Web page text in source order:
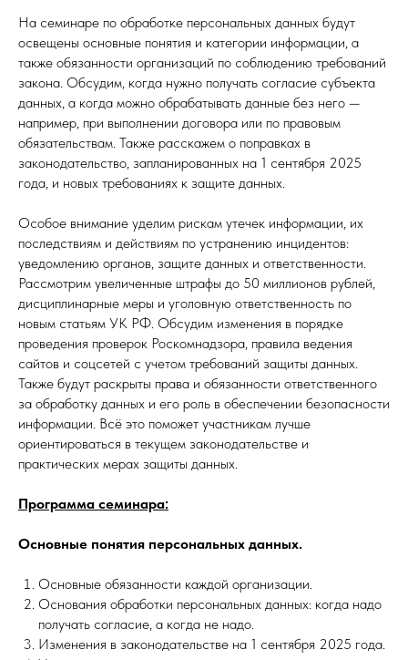
На семинаре по обработке персональных данных будут
освещены основные понятия и категории информации, а
также обязанности организаций по соблюдению требований
закона. Обсудим, когда нужно получать согласие субъекта
данных, а когда можно обрабатывать данные без него —
например, при выполнении договора или по правовым
обязательствам. Также расскажем о поправках в
законодательство, запланированных на 1 сентября 2025
года, и новых требованиях к защите данных.
Особое внимание уделим рискам утечек информации, их
последствиям и действиям по устранению инцидентов:
уведомлению органов, защите данных и ответственности.
Рассмотрим увеличенные штрафы до 50 миллионов рублей,
дисциплинарные меры и уголовную ответственность по
новым статьям УК РФ. Обсудим изменения в порядке
проведения проверок Роскомнадзора, правила ведения
сайтов и соцсетей с учетом требований защиты данных.
Также будут раскрыты права и обязанности ответственного
за обработку данных и его роль в обеспечении безопасности
информации. Всё это поможет участникам лучше
ориентироваться в текущем законодательстве и
практических мерах защиты данных.
Программа семинара:
Основные понятия персональных данных.
Основные обязанности каждой организации.
Основания обработки персональных данных: когда надо
получать согласие, а когда не надо.
Изменения в законодательстве на 1 сентября 2025 года.